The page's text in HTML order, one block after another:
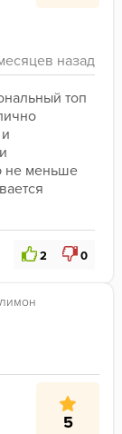
топ
не меньше
2 0
5